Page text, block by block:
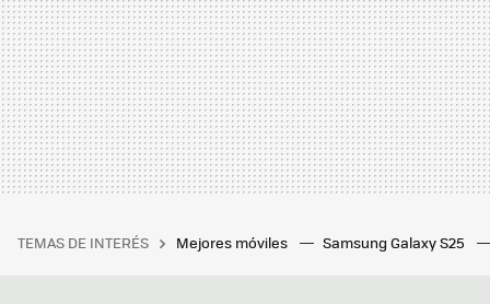
TEMAS DE INTERÉS Mejores móviles Samsung Galaxy S25